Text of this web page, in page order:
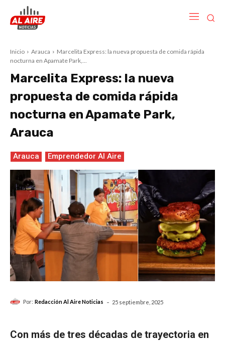
Inicio Arauca
Marcelita Express: la nueva propuesta de comida rápida
nocturna en Apamate Park,...
Marcelita Express: la nueva
propuesta de comida rápida
nocturna en Apamate Park,
Arauca
Arauca Emprendedor Al Aire
Por: Redacción Al Aire Noticias - 25 septiembre, 2025
Con más de tres décadas de trayectoria en